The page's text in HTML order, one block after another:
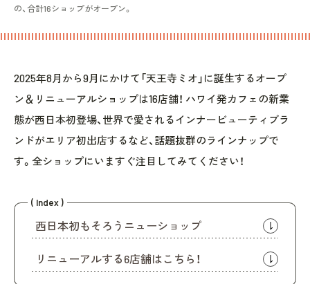
の、合計16ショップがオープン。
2025年8月から9月にかけて「天王寺ミオ」に誕生するオープ
ン＆リニューアルショップは16店舗！ ハワイ発カフェの新業
態が西日本初登場、世界で愛されるインナービューティブラ
ンドがエリア初出店するなど、話題抜群のラインナップで
す。全ショップにいますぐ注目してみてください！
( Index )
西日本初もそろうニューショップ
リニューアルする6店舗はこちら！